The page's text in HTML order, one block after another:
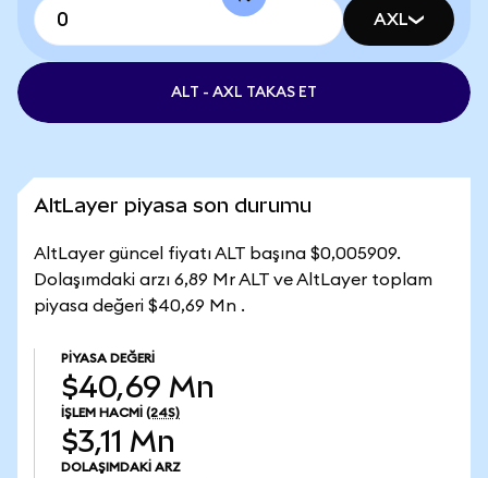
AXL
ALT - AXL TAKAS ET
AltLayer piyasa son durumu
AltLayer güncel fiyatı ALT başına $0,005909.
Dolaşımdaki arzı 6,89 Mr ALT ve AltLayer toplam
piyasa değeri $40,69 Mn .
PIYASA DEĞERI
$40,69 Mn
İŞLEM HACMI (24S)
$3,11 Mn
DOLAŞIMDAKI ARZ